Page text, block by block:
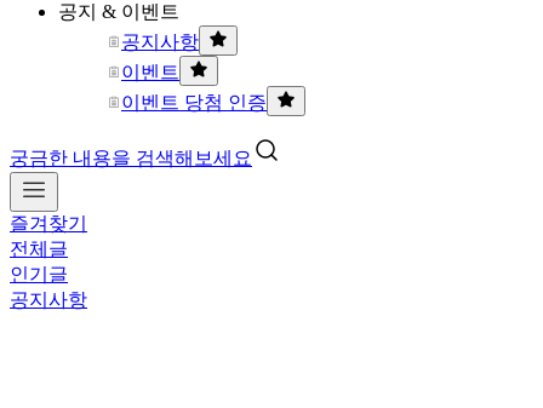
공지 & 이벤트
공지사항
이벤트
이벤트 당첨 인증
궁금한 내용을 검색해보세요
즐겨찾기
전체글
인기글
공지사항